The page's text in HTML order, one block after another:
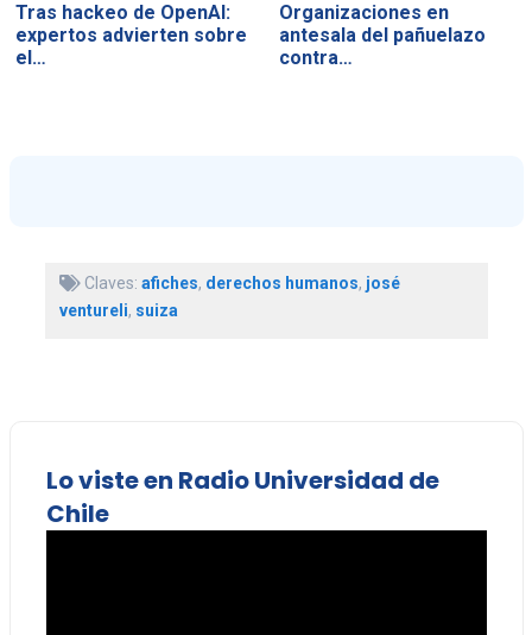
Tras hackeo de OpenAI:
expertos advierten sobre
el…
Organizaciones en
antesala del pañuelazo
contra…
Claves: afiches, derechos humanos, josé
ventureli, suiza
Lo viste en Radio Universidad de
Chile